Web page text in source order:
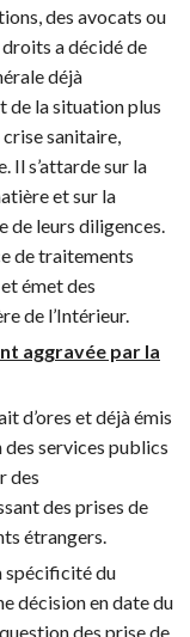
des avocats ou
a décidé de
déjà
de la situation plus
sanitaire,
Il s’attarde sur la
et sur la
de leurs diligences.
de traitements
émet des
de l’Intérieur.
aggravée par la
d’ores et déjà émis
services publics
des
des prises de
étrangers.
spécificité du
décision en date du
des prise de